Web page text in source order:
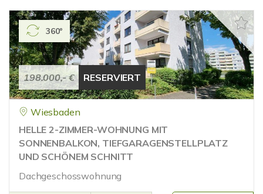
198.000,- € RESERVIERT
360°
Wiesbaden
HELLE 2-ZIMMER-WOHNUNG MIT
SONNENBALKON, TIEFGARAGENSTELLPLATZ
UND SCHÖNEM SCHNITT
Dachgeschosswohnung